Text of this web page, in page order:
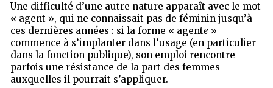
Une difficulté d’une autre nature apparaît avec le mot
« agent », qui ne connaissait pas de féminin jusqu’à
ces dernières années : si la forme « agente »
commence à s’implanter dans l’usage (en particulier
dans la fonction publique), son emploi rencontre
parfois une résistance de la part des femmes
auxquelles il pourrait s’appliquer.